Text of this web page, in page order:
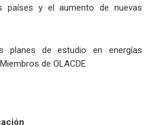
países y el aumento de nuevas
planes de estudio en energías
de OLACDE.